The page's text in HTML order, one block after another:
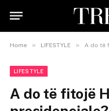
Home » LIFESTYLE » A do të fitojë
LIFESTYLE
A do të fitojë